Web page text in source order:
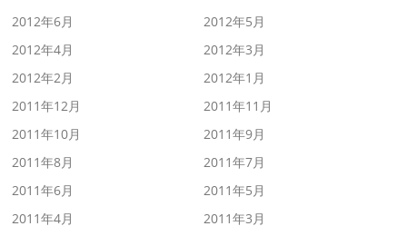
2012年6月
2012年5月
2012年4月
2012年3月
2012年2月
2012年1月
2011年12月
2011年11月
2011年10月
2011年9月
2011年8月
2011年7月
2011年6月
2011年5月
2011年4月
2011年3月